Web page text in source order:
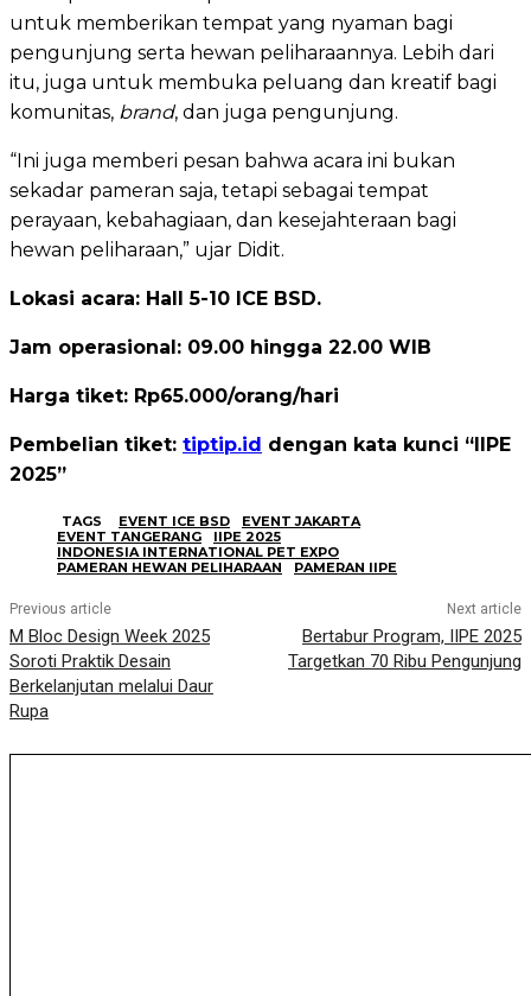
untuk memberikan tempat yang nyaman bagi
pengunjung serta hewan peliharaannya. Lebih dari
itu, juga untuk membuka peluang dan kreatif bagi
komunitas, brand, dan juga pengunjung.
“Ini juga memberi pesan bahwa acara ini bukan
sekadar pameran saja, tetapi sebagai tempat
perayaan, kebahagiaan, dan kesejahteraan bagi
hewan peliharaan,” ujar Didit.
Lokasi acara: Hall 5-10 ICE BSD.
Jam operasional: 09.00 hingga 22.00 WIB
Harga tiket: Rp65.000/orang/hari
Pembelian tiket: tiptip.id dengan kata kunci “IIPE
2025”
TAGS EVENT ICE BSD
EVENT JAKARTA
EVENT TANGERANG
IIPE 2025
INDONESIA INTERNATIONAL PET EXPO
PAMERAN HEWAN PELIHARAAN
PAMERAN IIPE
Previous article
M Bloc Design Week 2025
Soroti Praktik Desain
Berkelanjutan melalui Daur
Rupa
Next article
Bertabur Program, IIPE 2025
Targetkan 70 Ribu Pengunjung